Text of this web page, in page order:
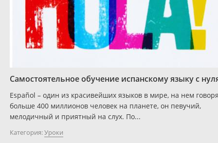
Самостоятельное обучение испанскому языку с
Español – один из красивейших языков в мире, на нем
больше 400 миллионов человек на планете, он певучий,
мелодичный и приятный на слух. По...
Категория:Уроки